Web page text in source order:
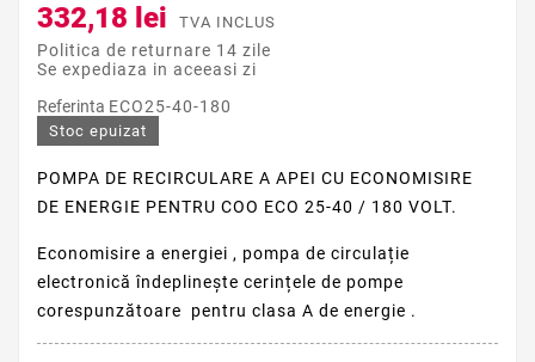
332,18 lei TVA INCLUS
Politica de returnare 14 zile
Se expediaza in aceeasi zi
Referinta ECO25-40-180
Stoc epuizat
POMPA DE RECIRCULARE A APEI CU ECONOMISIRE
DE ENERGIE PENTRU COO ECO 25-40 / 180 VOLT.
Economisire a energiei , pompa de circulație
electronică îndeplinește cerințele de pompe
corespunzătoare pentru clasa A de energie .